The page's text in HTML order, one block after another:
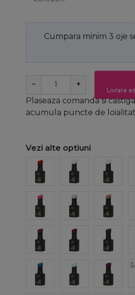
Cumpara minim 3 oje
− +
Livrare
Plaseaza comanda si
acumula puncte de
Vezi alte optiuni